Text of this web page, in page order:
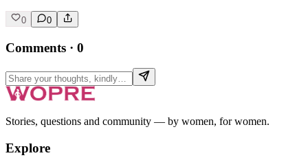
0 0
Comments · 0
Stories, questions and community — by women, for women.
Explore